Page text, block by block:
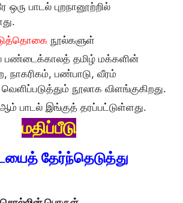
ஒரு பாடல் புறநானூற்றில்
நூல்களுள்
பண்டைக்காலத் தமிழ் மக்களின்
நாகரிகம், பண்பாடு, வீரம்
நூலாக விளங்குகிறது.
பாடல் இங்குத் தரப்பட்டுள்ளது.
மதிப்பீடு
தேர்ந்தெடுத்து